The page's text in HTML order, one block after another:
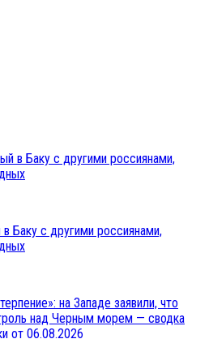
Баку с другими россиянами,